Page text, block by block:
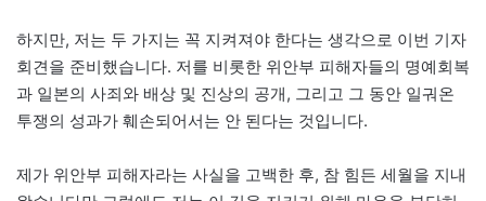
하지만, 저는 두 가지는 꼭 지켜져야 한다는 생각으로 이번 기자
회견을 준비했습니다. 저를 비롯한 위안부 피해자들의 명예회복
과 일본의 사죄와 배상 및 진상의 공개, 그리고 그 동안 일궈온
투쟁의 성과가 훼손되어서는 안 된다는 것입니다.
제가 위안부 피해자라는 사실을 고백한 후, 참 힘든 세월을 지내